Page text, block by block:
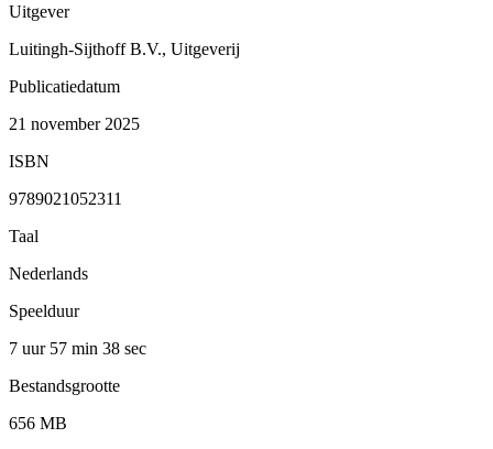
Uitgever
Luitingh-Sijthoff B.V., Uitgeverij
Publicatiedatum
21 november 2025
ISBN
9789021052311
Taal
Nederlands
Speelduur
7 uur 57 min 38 sec
Bestandsgrootte
656 MB